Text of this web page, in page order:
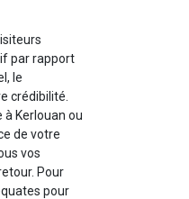
par rapport
le
crédibilité.
Kerlouan ou
de votre
vos
Pour
pour